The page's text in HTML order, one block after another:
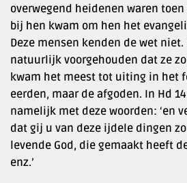
overwegend heidenen waren
bij hen kwam om hen het
Deze mensen kenden de wet
natuurlijk voorgehouden dat ze
kwam het meest tot uiting in het
eerden, maar de afgoden. In Hd
namelijk met deze woorden: ‘en
dat gij u van deze ijdele dingen
levende God, die gemaakt heeft
enz.’